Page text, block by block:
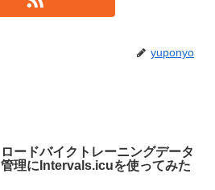
yuponyo
ロードバイクトレーニングデータ
管理にIntervals.icuを使ってみた